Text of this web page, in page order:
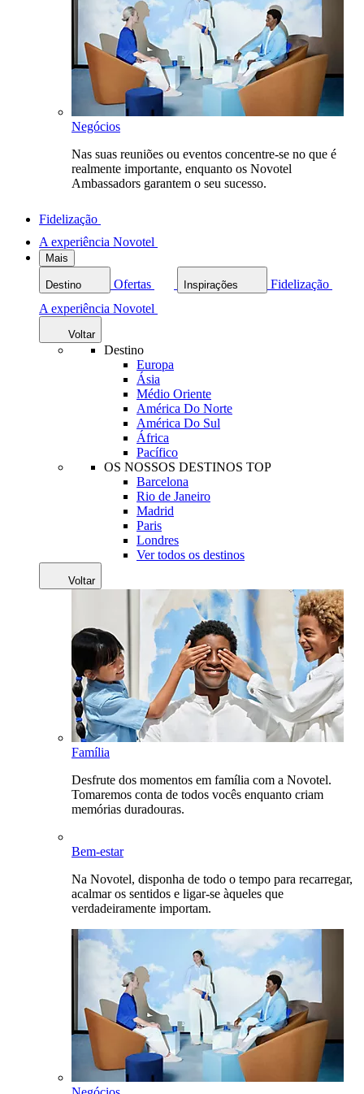
Negócios
Nas suas reuniões ou eventos concentre-se no que é
realmente importante, enquanto os Novotel
Ambassadors garantem o seu sucesso.
Fidelização
A experiência Novotel
Mais
Destino Ofertas Inspirações
Fidelização
A experiência Novotel
Voltar
Destino
Europa
Ásia
Médio Oriente
América Do Norte
América Do Sul
África
Pacífico
OS NOSSOS DESTINOS TOP
Barcelona
Rio de Janeiro
Madrid
Paris
Londres
Ver todos os destinos
Voltar
Família
Desfrute dos momentos em família com a Novotel.
Tomaremos conta de todos vocês enquanto criam
memórias duradouras.
Bem-estar
Na Novotel, disponha de todo o tempo para recarregar,
acalmar os sentidos e ligar-se àqueles que
verdadeiramente importam.